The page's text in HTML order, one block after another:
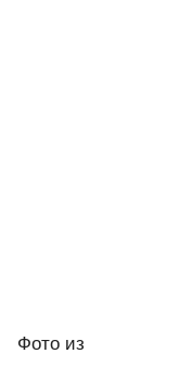
Фото из